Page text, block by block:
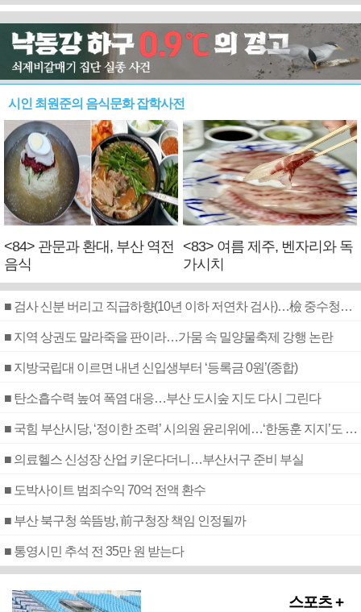
시인 최원준의 음식문화 잡학사전
<84> 관문과 환대, 부산 역전
음식
<83> 여름 제주, 벤자리와 독
가시치
■ 검사 신분 버리고 직급하향(10년 이하 저연차 검사)…檢 중수청행 기피
■ 지역 상권도 말라죽을 판이라…가뭄 속 밀양물축제 강행 논란
■ 지방국립대 이르면 내년 신입생부터 ‘등록금 0원’(종합)
■ 탄소흡수력 높여 폭염 대응…부산 도시숲 지도 다시 그린다
■ 국힘 부산시당, ‘정이한 조력’ 시의원 윤리위에…‘한동훈 지지’도 신고접수
■ 의료헬스 신성장 산업 키운다더니…부산서구 준비 부실
■ 도박사이트 범죄수익 70억 전액 환수
■ 부산 북구청 쑥뜸방, 前구청장 책임 인정될까
■ 통영시민 추석 전 35만 원 받는다
스포츠 +